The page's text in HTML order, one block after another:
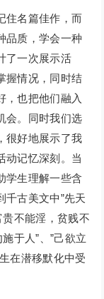
住名篇佳作，而
品质，学会一种
了一次展示活
握情况，同时结
，也把他们融入
会。同时我们选
很好地展示了我
动记忆深刻。当
学生理解一些含
千古美文中”先天
贵不能淫，贫贱不
于人”、”己欲立
在潜移默化中受